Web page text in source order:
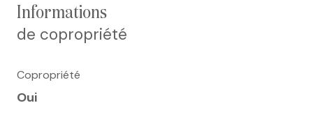
informations
de copropriété
Copropriété
Oui